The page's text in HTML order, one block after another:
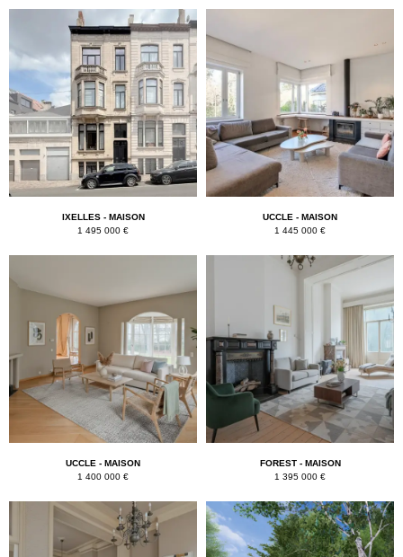
IXELLES - MAISON
1 495 000 €
UCCLE - MAISON
1 445 000 €
UCCLE - MAISON
1 400 000 €
FOREST - MAISON
1 395 000 €